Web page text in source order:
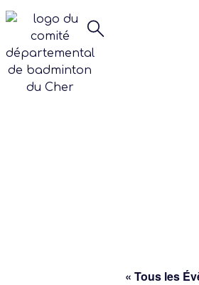
« Tous les